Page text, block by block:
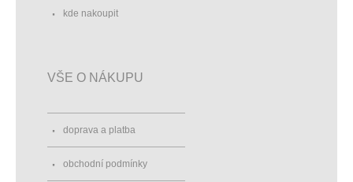
kde nakoupit
VŠE O NÁKUPU
doprava a platba
obchodní podmínky